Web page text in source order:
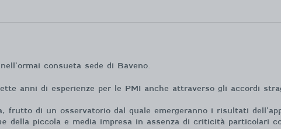
consueta sede di Baveno.
anni di esperienze per le PMI anche attraverso gli accordi
frutto di un osservatorio dal quale emergeranno i risultati
della piccola e media impresa in assenza di criticità particolari